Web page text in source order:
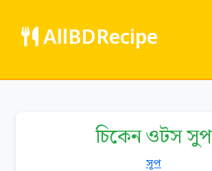
AllBDRecipe
চিকেন ওটস সুপ
সূপ